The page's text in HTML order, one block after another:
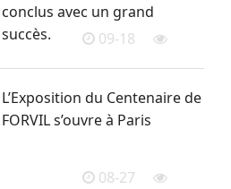
conclus avec un grand
succès.
09-18
L’Exposition du Centenaire de
FORVIL s’ouvre à Paris
08-27